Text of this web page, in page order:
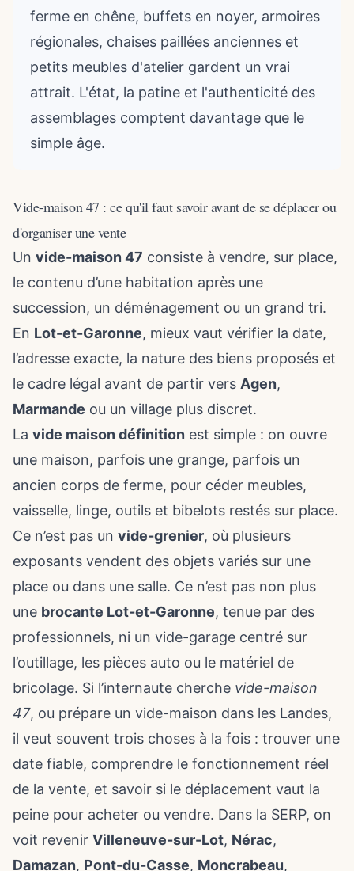
ferme en chêne, buffets en noyer, armoires
régionales, chaises paillées anciennes et
petits meubles d'atelier gardent un vrai
attrait. L'état, la patine et l'authenticité des
assemblages comptent davantage que le
simple âge.
Vide-maison 47 : ce qu'il faut savoir avant de se déplacer ou
d'organiser une vente
Un vide-maison 47 consiste à vendre, sur place,
le contenu d’une habitation après une
succession, un déménagement ou un grand tri.
En Lot-et-Garonne, mieux vaut vérifier la date,
l’adresse exacte, la nature des biens proposés et
le cadre légal avant de partir vers Agen,
Marmande ou un village plus discret.
La vide maison définition est simple : on ouvre
une maison, parfois une grange, parfois un
ancien corps de ferme, pour céder meubles,
vaisselle, linge, outils et bibelots restés sur place.
Ce n’est pas un vide-grenier, où plusieurs
exposants vendent des objets variés sur une
place ou dans une salle. Ce n’est pas non plus
une brocante Lot-et-Garonne, tenue par des
professionnels, ni un vide-garage centré sur
l’outillage, les pièces auto ou le matériel de
bricolage. Si l’internaute cherche vide-maison
47, ou prépare un vide-maison dans les Landes,
il veut souvent trois choses à la fois : trouver une
date fiable, comprendre le fonctionnement réel
de la vente, et savoir si le déplacement vaut la
peine pour acheter ou vendre. Dans la SERP, on
voit revenir Villeneuve-sur-Lot, Nérac,
Damazan, Pont-du-Casse, Moncrabeau,